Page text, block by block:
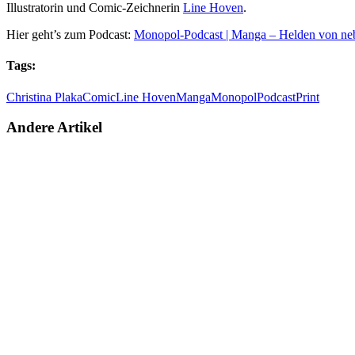
Illustratorin und Comic-Zeichnerin Line Hoven.
Hier geht’s zum Podcast: Monopol-Podcast | Manga – Helden von
Tags:
Christina PlakaComicLine HovenMangaMonopolPodcastPrint
Andere Artikel